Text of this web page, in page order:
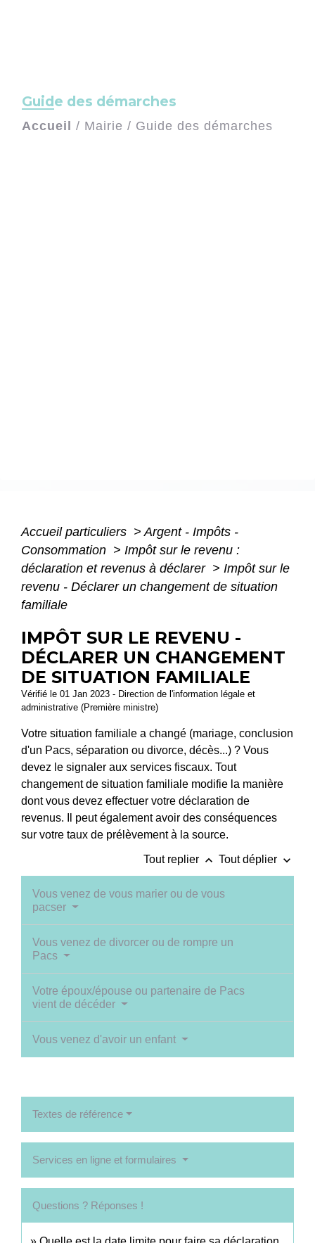
Guide des démarches
Accueil / Mairie / Guide des démarches
Accueil particuliers > Argent - Impôts -
Consommation > Impôt sur le revenu :
déclaration et revenus à déclarer > Impôt sur le
revenu - Déclarer un changement de situation
familiale
IMPÔT SUR LE REVENU -
DÉCLARER UN CHANGEMENT
DE SITUATION FAMILIALE
Vérifié le 01 Jan 2023 - Direction de l'information légale et
administrative (Première ministre)
Votre situation familiale a changé (mariage, conclusion
d'un Pacs, séparation ou divorce, décès...) ? Vous
devez le signaler aux services fiscaux. Tout
changement de situation familiale modifie la manière
dont vous devez effectuer votre déclaration de
revenus. Il peut également avoir des conséquences
sur votre taux de prélèvement à la source.
Tout replier keyboard_arrow_up Tout déplier keyboard_arrow_down
Vous venez de vous marier ou de vous
pacser
Vous venez de divorcer ou de rompre un
Pacs
Votre époux/épouse ou partenaire de Pacs
vient de décéder
Vous venez d'avoir un enfant
Textes de référence
Services en ligne et formulaires
Questions ? Réponses !